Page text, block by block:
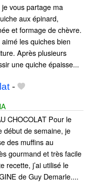
je vous partage ma
aux épinard,
et formage de chèvre.
aimé les quiches bien
Après plusieurs
une quiche épaisse...
-
CHOCOLAT Pour le
début de semaine, je
des muffins au
gourmand et très facile
recette, j’ai utilisé le
de Guy Demarle....